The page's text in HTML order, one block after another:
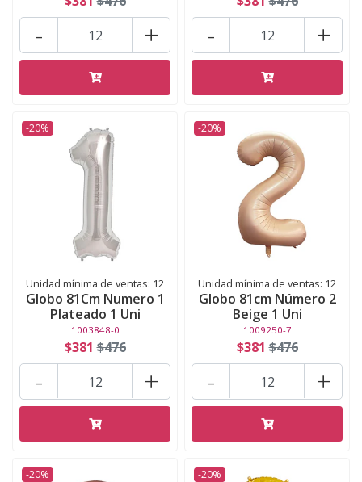
+
- +
-
-20%
Unidad mínima de ventas: 12
Globo 81Cm Numero 1
Plateado 1 Uni
1003848-0
$381 $476
+
-
-20%
Unidad mínima de ventas: 12
Globo 81cm Número 2
Beige 1 Uni
1009250-7
$381 $476
+
-
-20% -20%